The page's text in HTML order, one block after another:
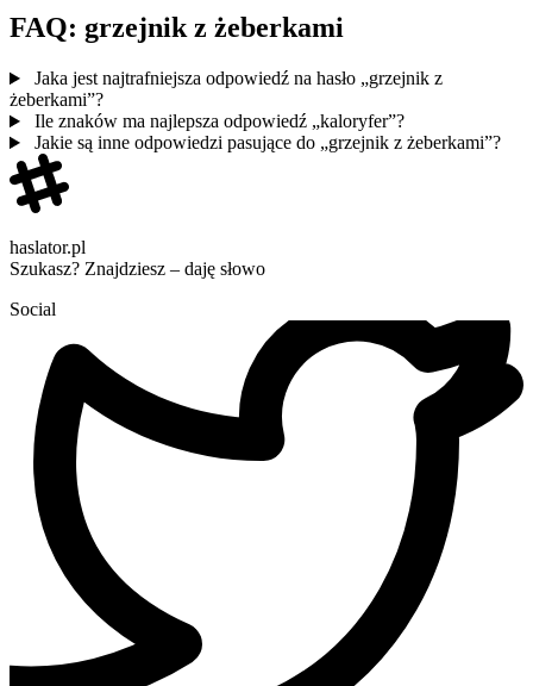
FAQ: grzejnik z żeberkami
Jaka jest najtrafniejsza odpowiedź na hasło „grzejnik z
żeberkami”?
Ile znaków ma najlepsza odpowiedź „kaloryfer”?
Jakie są inne odpowiedzi pasujące do „grzejnik z żeberkami”?
haslator.pl
Szukasz? Znajdziesz – daję słowo
Social